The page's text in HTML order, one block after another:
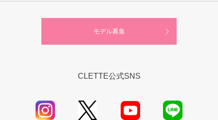
モデル募集
CLETTE公式SNS